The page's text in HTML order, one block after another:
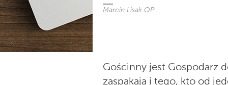
Marcin Lisak OP
Gościnny jest Gospodarz
zaspakaja i tego, kto od